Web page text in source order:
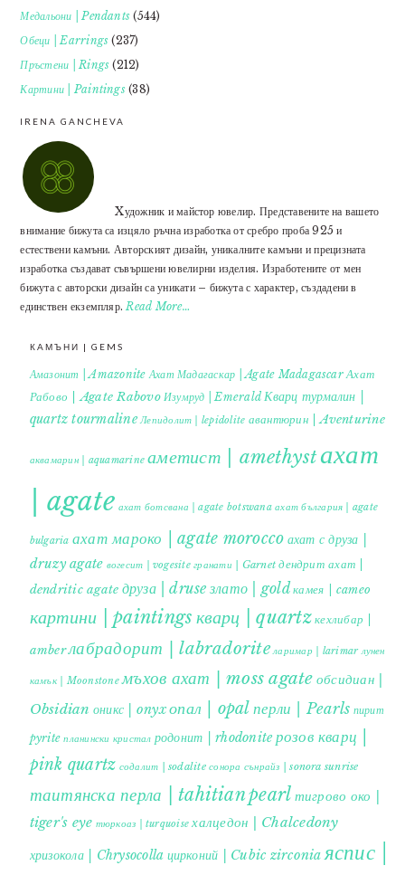
Медальони | Pendants (544)
Обеци | Earrings (237)
Пръстени | Rings (212)
Картини | Paintings(38)
IRENA GANCHEVA
Xудожник и майстор ювелир. Представените на вашето
внимание бижута са изцяло ръчна изработка от сребро проба 925 и
естествени камъни. Авторският дизайн, уникалните камъни и прецизната
изработка създават съвършени ювелирни изделия. Изработените от мен
бижута с авторски дизайн са уникати – бижута с характер, създадени в
единствен екземпляр. Read More…
КАМЪНИ | GEMS
Амазонит | Amazonite Ахат Мадагаскар | Agate Madagascar Ахат
Рабово | Agate Rabovo Изумруд | Emerald Кварц турмалин |
quartz tourmaline Лепидолит | lepidolite авантюрин | Aventurine
аквамарин | aquamarine аметист | amethystахат
| agate ахат ботсвана | agate botswana ахат българия | agate
bulgaria ахат мароко | agate morocco ахат с друза |
druzy agate вогесит | vogesite гранати | Garnet дендрит ахат |
dendritic agate друза | druse злато | gold камея | cameo
картини | paintings кварц | quartzкехлибар |
amberлабрадорит | labradorite ларимар | larimar лунен
камък | Moonstone мъхов ахат | moss agate обсидиан |
Obsidian оникс | onyxопал | opal перли | Pearls пирит |
pyrite планински кристал родонит | rhodonite розов кварц |
pink quartz содалит | sodalite сонора сънрайз | sonora sunrise
таитянска перла | tahitian pearl тигрово око |
tiger's eye тюркоаз | turquoise халцедон | Chalcedony
хризокола | Chrysocolla цирконий | Cubic zirconia яспис |